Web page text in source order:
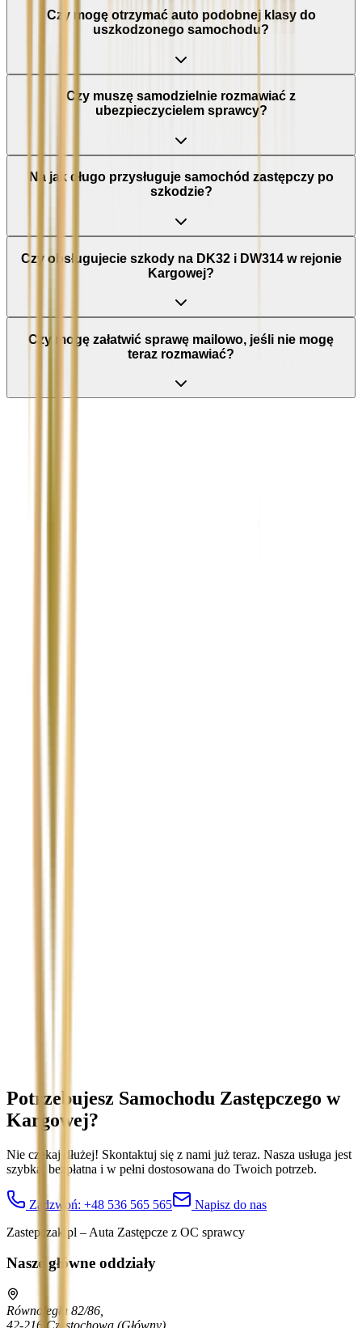
Czy mogę otrzymać auto podobnej klasy do
uszkodzonego samochodu?
Czy muszę samodzielnie rozmawiać z
ubezpieczycielem sprawcy?
Na jak długo przysługuje samochód zastępczy po
szkodzie?
Czy obsługujecie szkody na DK32 i DW314 w rejonie
Kargowej?
Czy mogę załatwić sprawę mailowo, jeśli nie mogę
teraz rozmawiać?
Potrzebujesz Samochodu Zastępczego w
Kargowej?
Nie czekaj dłużej! Skontaktuj się z nami już teraz. Nasza usługa jest
szybka, bezpłatna i w pełni dostosowana do Twoich potrzeb.
Zadzwoń: +48 536 565 565
Napisz do nas
Zastepczak.pl – Auta Zastępcze z OC sprawcy
Nasze główne oddziały
Równoległa 82/86,
42-216 Częstochowa (Główny)